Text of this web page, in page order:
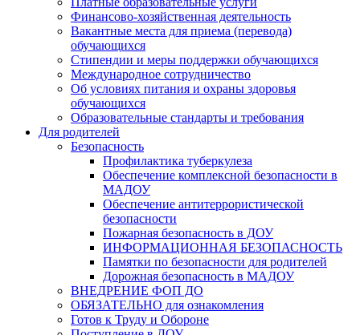
Финансово-хозяйственная деятельность
Вакантные места для приема (перевода)
обучающихся
Стипендии и меры поддержки обучающихся
Международное сотрудничество
Об условиях питания и охраны здоровья
обучающихся
Образовательные стандарты и требования
Для родителей
Безопасность
Профилактика туберкулеза
Обеспечение комплексной безопасности в
МАДОУ
Обеспечение антитеррористической
безопасности
Пожарная безопасность в ДОУ
ИНФОРМАЦИОННАЯ БЕЗОПАСНОСТЬ
Памятки по безопасности для родителей
Дорожная безопасность в МАДОУ
ВНЕДРЕНИЕ ФОП ДО
ОБЯЗАТЕЛЬНО для ознакомления
Готов к Труду и Обороне